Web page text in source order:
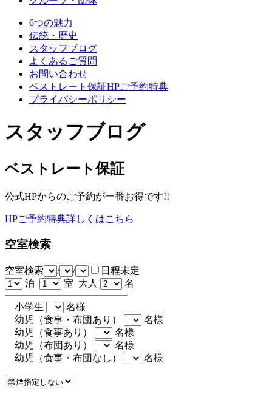
6つの魅力
伝統・歴史
スタッフブログ
よくあるご質問
お問い合わせ
ベストレート保証HPご予約特典
プライバシーポリシー
スタッフブログ
ベストレート保証
公式HPからのご予約が一番お得です!!
HPご予約特典詳しくはこちら
空室検索
空室検索 / /
日程未定
泊
室 大人 名
小学生
名様
幼児（食事・布団あり）
名様
幼児（食事あり）
名様
幼児（布団あり）
名様
幼児（食事・布団なし）
名様